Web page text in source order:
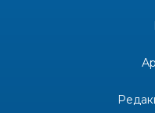
Одна з